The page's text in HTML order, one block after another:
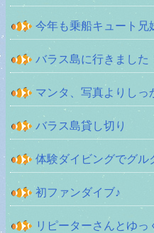
今年も乗船キュート兄
バラス島に行きました
マンタ、写真よりしっ
バラス島貸し切り
体験ダイビングでグル
初ファンダイブ♪
リピーターさんとゆっ